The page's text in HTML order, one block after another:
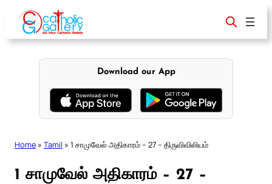
content
Download our App
Home » Tamil » 1 சாமுவேல் அதிகாரம் – 27 – திருவிவிலியம்
1 சாமுவேல் அதிகாரம் – 27 –